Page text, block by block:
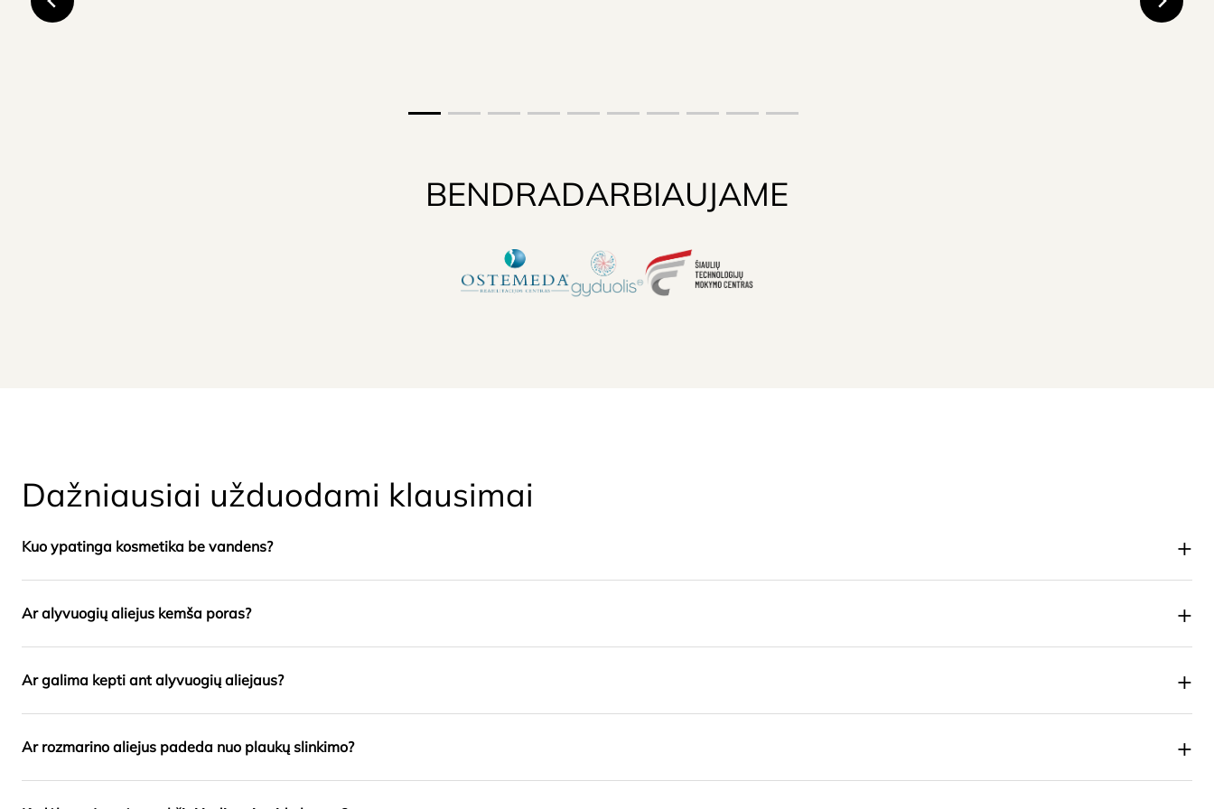
BENDRADARBIAUJAME
Dažniausiai užduodami klausimai
Kuo ypatinga kosmetika be vandens? +
Ar alyvuogių aliejus kemša poras? +
Ar galima kepti ant alyvuogių aliejaus? +
Ar rozmarino aliejus padeda nuo plaukų slinkimo? +